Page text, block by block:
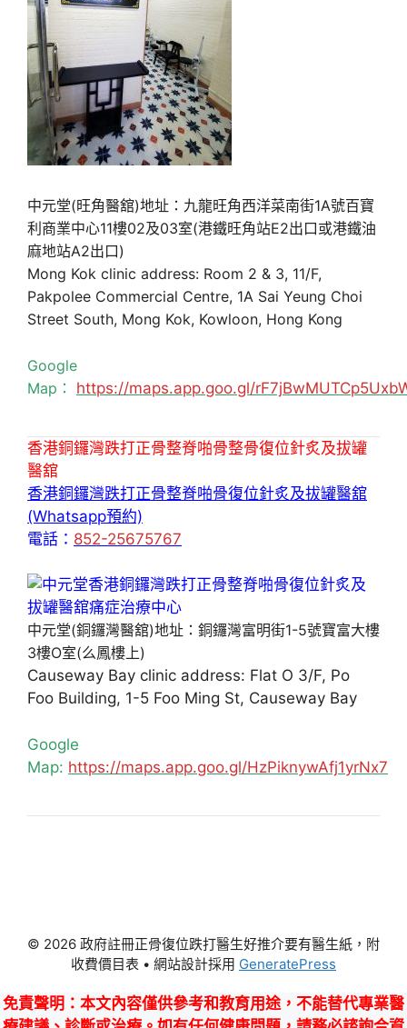
中元堂(旺角醫舘)地址：九龍旺角西洋菜南街1A號百寶
利商業中心11樓02及03室(港鐵旺角站E2出口或港鐵油
麻地站A2出口)
Mong Kok clinic address: Room 2 & 3, 11/F,
Pakpolee Commercial Centre, 1A Sai Yeung Choi
Street South, Mong Kok, Kowloon, Hong Kong
Google
Map： https://maps.app.goo.gl/
香港銅鑼灣跌打正骨整脊啪骨整骨復位針炙及拔罐
醫舘
香港銅鑼灣跌打正骨整脊啪骨復位針炙及拔罐醫舘
(Whatsapp預約)
電話： 852-25675767
中元堂(銅鑼灣醫舘)地址：銅鑼灣富明街1-5號寶富大樓
3樓O室(么鳳樓上)
Causeway Bay clinic address: Flat O 3/F, Po
Foo Building, 1-5 Foo Ming St, Causeway Bay
Google
Map: https://maps.app.goo.gl/HzPiknywAfj1yrNx7
© 2026 政府註冊正骨復位跌打醫生好推介要有醫生紙，附
收費價目表 • 網站設計採用 GeneratePress
免責聲明 ：本文內容僅供參考和教育用途，不能替代專業醫